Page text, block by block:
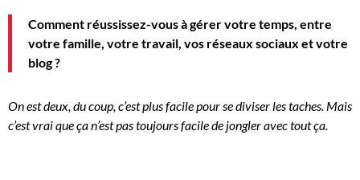
Comment réussissez-vous à gérer votre temps, entre
votre famille, votre travail, vos réseaux sociaux et votre
blog ?
On est deux, du coup, c’est plus facile pour se diviser les taches. Mais
c’est vrai que ça n’est pas toujours facile de jongler avec tout ça.